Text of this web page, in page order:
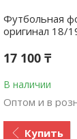
Футбольная
оригинал 18/
17 100 ₸
В наличии
Оптом и в
Купить